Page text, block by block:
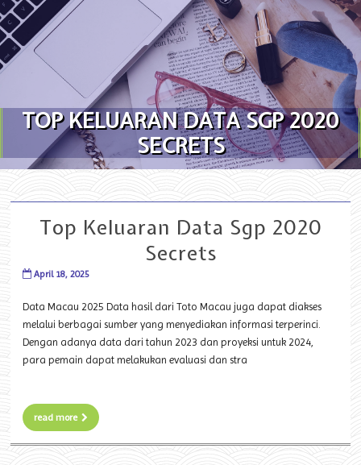
Skip to content
TOP KELUARAN DATA SGP 2020
SECRETS
Top Keluaran Data Sgp 2020
Secrets
April 18, 2025
Data Macau 2025 Data hasil dari Toto Macau juga dapat diakses
melalui berbagai sumber yang menyediakan informasi terperinci.
Dengan adanya data dari tahun 2023 dan proyeksi untuk 2024,
para pemain dapat melakukan evaluasi dan stra
read more